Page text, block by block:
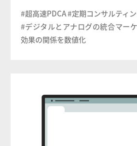
#超高速PDCA #定期コンサルティ
#デジタルとアナログの統合マー
効果の関係を数値化